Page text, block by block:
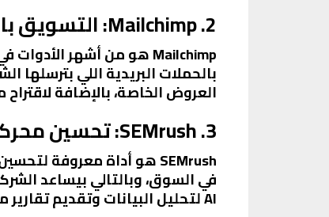
2. Mailchimp: التسويق بالبريد الإلكتروني الذكي
بالحملات البريدية اللي
العروض الخاصة، بالإضافة
3. SEMrush: تحسين محركات البحث بذكاء اصطناعي
في السوق، وبالتالي بيساعد
AI لتحليل البيانات وتقديم تقارير مفصلة تساعد الشركات في معرفة أفضل استراتيجيات SEO لزيادة الظهور والزيارات.